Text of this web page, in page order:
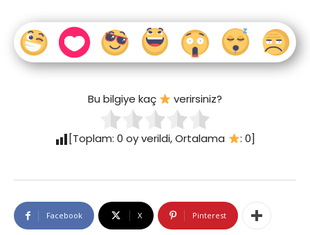
Bu bilgiye kaç verirsiniz?
[Toplam:0 oy verildi, Ortalama : 0]
Facebook X Pinterest